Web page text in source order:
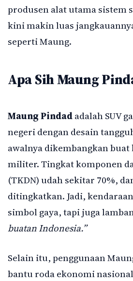
produsen alat utama sistem
kini makin luas
seperti Maung.
Apa Sih Maung
Maung Pindadadalah SUV
negeri dengan desain
awalnya dikembangkan
militer. Tingkat komponen
(TKDN) udah sekitar 70%,
ditingkatkan. Jadi,
simbol gaya, tapi juga
buatan Indonesia.”
Selain itu, penggunaan
bantu roda ekonomi